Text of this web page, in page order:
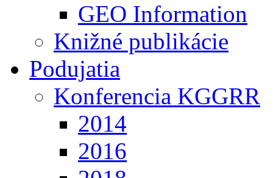
GEO Information
Knižné publikácie
Podujatia
Konferencia KGGRR
2014
2016